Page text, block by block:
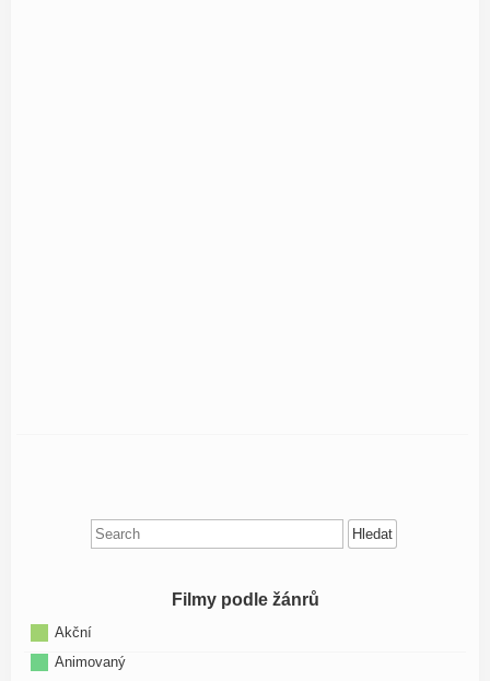
Search
for:
Filmy podle žánrů
Akční
Animovaný